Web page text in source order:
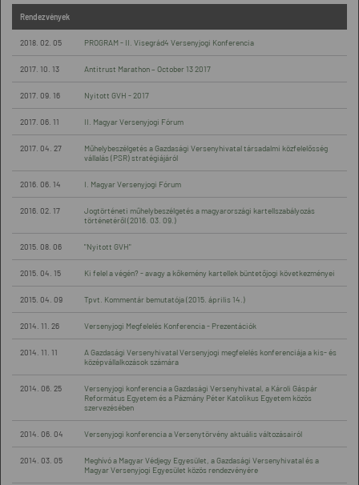
Rendezvények
2018. 02. 05 PROGRAM - II. Visegrád4 Versenyjogi Konferencia
2017. 10. 13 Antitrust Marathon – October 13 2017
2017. 09. 16 Nyitott GVH - 2017
2017. 06. 11 II. Magyar Versenyjogi Fórum
2017. 04. 27
Műhelybeszélgetés a Gazdasági Versenyhivatal társadalmi közfelelősség
vállalás (PSR) stratégiájáról
2016. 06. 14 I. Magyar Versenyjogi Fórum
2016. 02. 17
Jogtörténeti műhelybeszélgetés a magyarországi kartellszabályozás
történetéről (2016. 03. 09.)
2015. 08. 06 "Nyitott GVH"
2015. 04. 15 Ki felel a végén? - avagy a kőkemény kartellek büntetőjogi következményei
2015. 04. 09 Tpvt. Kommentár bemutatója (2015. április 14.)
2014. 11. 26 Versenyjogi Megfelelés Konferencia - Prezentációk
2014. 11. 11
A Gazdasági Versenyhivatal Versenyjogi megfelelés konferenciája a kis- és
középvállalkozások számára
2014. 06. 25
Versenyjogi konferencia a Gazdasági Versenyhivatal, a Károli Gáspár
Református Egyetem és a Pázmány Péter Katolikus Egyetem közös
szervezésében
2014. 06. 04 Versenyjogi konferencia a Versenytörvény aktuális változásairól
2014. 03. 05
Meghívó a Magyar Védjegy Egyesület, a Gazdasági Versenyhivatal és a
Magyar Versenyjogi Egyesület közös rendezvényére